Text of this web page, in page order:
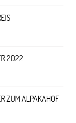
2022
ZUM ALPAKAHOF